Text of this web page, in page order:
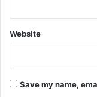
Website
Save my name,